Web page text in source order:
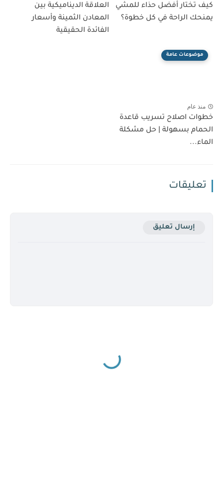
كيف تختار أفضل حذاء للمشي
يمنحك الراحة في كل خطوة؟
العلاقة الديناميكية بين
المعادن الثمينة وأسعار
الفائدة الحقيقية
موضوعات عامة
منذ عام
خطوات اصلاح تسريب قاعدة
الحمام بسهولة | حل مشكلة
الماء...
تعليقات
إرسال تعليق